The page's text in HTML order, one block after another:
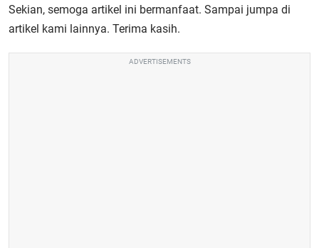
Sekian, semoga artikel ini bermanfaat. Sampai jumpa di
artikel kami lainnya. Terima kasih.
ADVERTISEMENTS